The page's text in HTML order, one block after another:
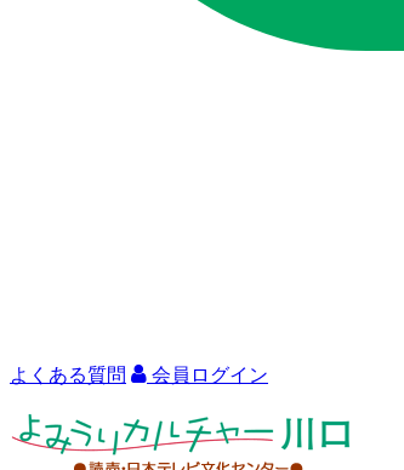
よくある質問 会員ログイン